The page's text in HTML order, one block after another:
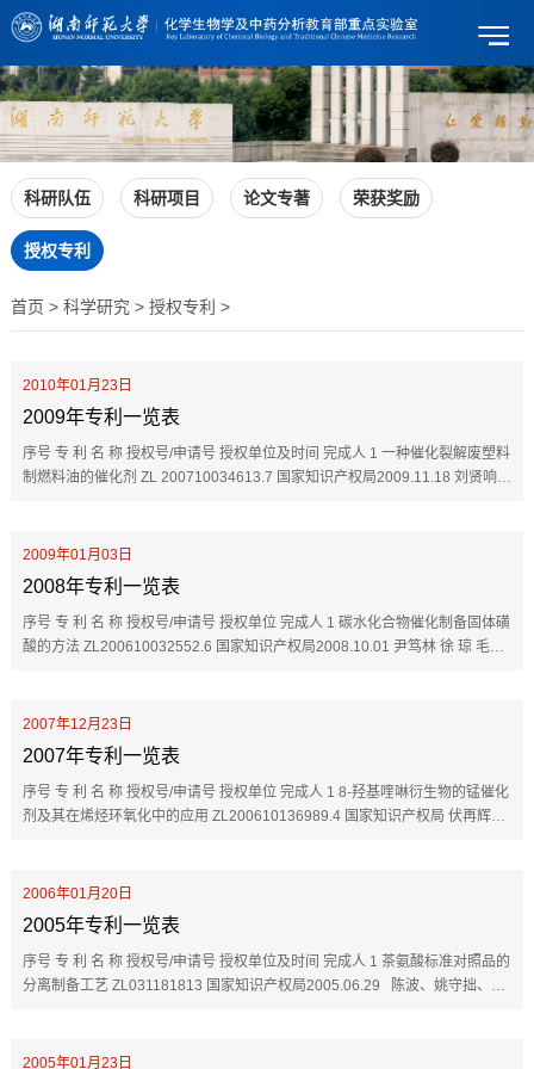
科研队伍 科研项目 论文专著 荣获奖励
授权专利
首页 > 科学研究 > 授权专利 >
2010年01月23日
2009年专利一览表
序号 专 利 名 称 授权号/申请号 授权单位及时间 完成人 1 一种催化裂解废塑料
制燃料油的催化剂 ZL 200710034613.7 国家知识产权局2009.11.18 刘贤响 2
2009年01月03日
2008年专利一览表
序号 专 利 名 称 授权号/申请号 授权单位 完成人 1 碳水化合物催化制备固体磺
酸的方法 ZL200610032552.6 国家知识产权局2008.10.01 尹笃林 徐 琼 毛丽
2007年12月23日
2007年专利一览表
序号 专 利 名 称 授权号/申请号 授权单位 完成人 1 8-羟基喹啉衍生物的锰催化
剂及其在烯烃环氧化中的应用 ZL200610136989.4 国家知识产权局 伏再辉，
2006年01月20日
2005年专利一览表
序号 专 利 名 称 授权号/申请号 授权单位及时间 完成人 1 茶氨酸标准对照品的
分离制备工艺 ZL031181813 国家知识产权局2005.06.29 陈波、姚守拙、朱
2005年01月23日